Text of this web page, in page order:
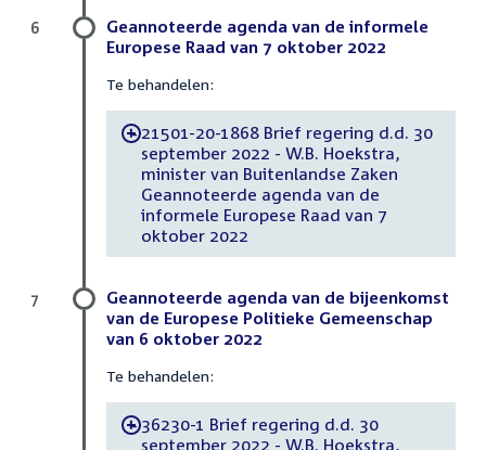
Geannoteerde agenda van de informele
Europese Raad van 7 oktober 2022
Te behandelen:
-21501-20-1868 Brief regering d.d. 30
september 2022 - W.B. Hoekstra,
minister van Buitenlandse Zaken
Geannoteerde agenda van de
informele Europese Raad van 7
oktober 2022
6
Geannoteerde agenda van de bijeenkomst
van de Europese Politieke Gemeenschap
van 6 oktober 2022
Te behandelen:
-36230-1 Brief regering d.d. 30
september 2022 - W.B. Hoekstra,
7